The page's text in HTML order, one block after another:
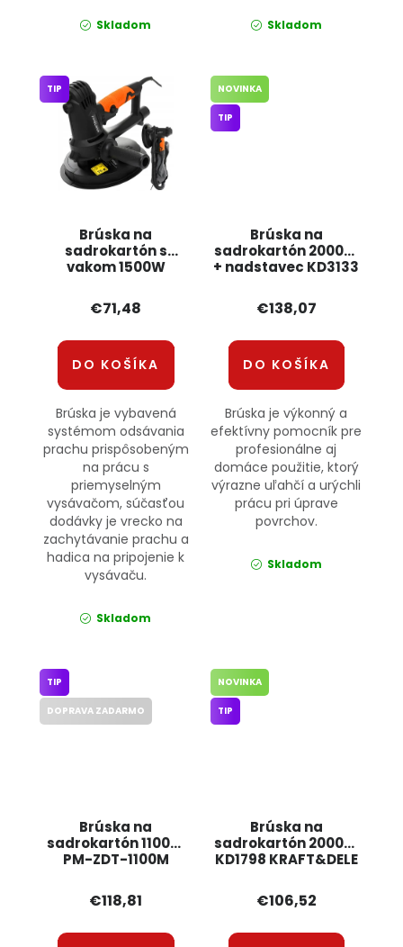
Skladom Skladom
Brúska na
sadrokartón s
vakom 1500W
TIP
€71,48
DO KOŠÍKA
Brúska je vybavená
systémom odsávania
prachu prispôsobeným
na prácu s
priemyselným
vysávačom, súčasťou
dodávky je vrecko na
zachytávanie prachu a
hadica na pripojenie k
vysávaču.
Skladom
Brúska na
sadrokartón 2000W
+ nadstavec KD3133
NOVINKA
TIP
€138,07
DO KOŠÍKA
Brúska je výkonný a
efektívny pomocník pre
profesionálne aj
domáce použitie, ktorý
výrazne uľahčí a urýchli
prácu pri úprave
povrchov.
Skladom
Brúska na
sadrokartón 1100W
PM-ZDT-1100M
TIP
DOPRAVA ZADARMO
€118,81
Brúska na
sadrokartón 2000W
KD1798 KRAFT&DELE
NOVINKA
TIP
€106,52